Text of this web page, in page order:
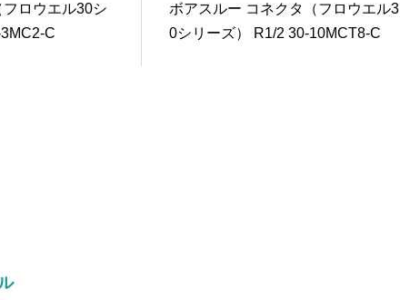
フロウエル30シ
C
ボアスルー コネクタ（フロウエル3
0シリーズ） R1/2 30-10MCT8-C